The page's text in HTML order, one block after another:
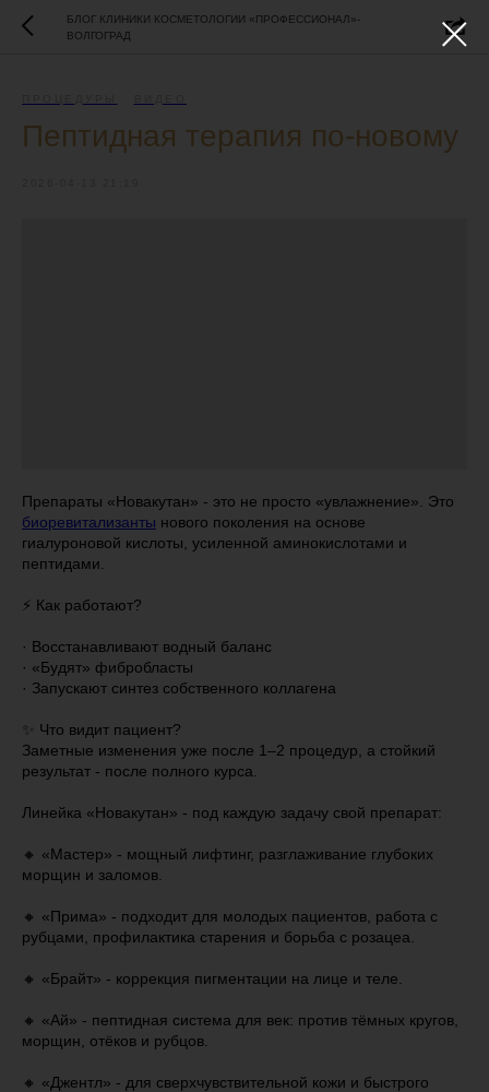
БЛОГ КЛИНИКИ КОСМЕТОЛОГИИ «ПРОФЕССИОНАЛ»-
ВОЛГОГРАД
Пептидная терапия по-новому
Препараты «Новакутан» - это не просто «увлажнение». Это
биоревитализанты нового поколения на основе
гиалуроновой кислоты, усиленной аминокислотами и
пептидами.
⚡️ Как работают?
· Восстанавливают водный баланс
· «Будят» фибробласты
· Запускают синтез собственного коллагена
✨ Что видит пациент?
Заметные изменения уже после 1–2 процедур, а стойкий
результат - после полного курса.
Линейка «Новакутан» - под каждую задачу свой препарат:
🔸 «Мастер» - мощный лифтинг, разглаживание глубоких
морщин и заломов.
🔸 «Прима» - подходит для молодых пациентов, работа с
рубцами, профилактика старения и борьба с розацеа.
🔸 «Брайт» - коррекция пигментации на лице и теле.
🔸 «Ай» - пептидная система для век: против тёмных кругов,
морщин, отёков и рубцов.
🔸 «Джентл» - для сверхчувствительной кожи и быстрого